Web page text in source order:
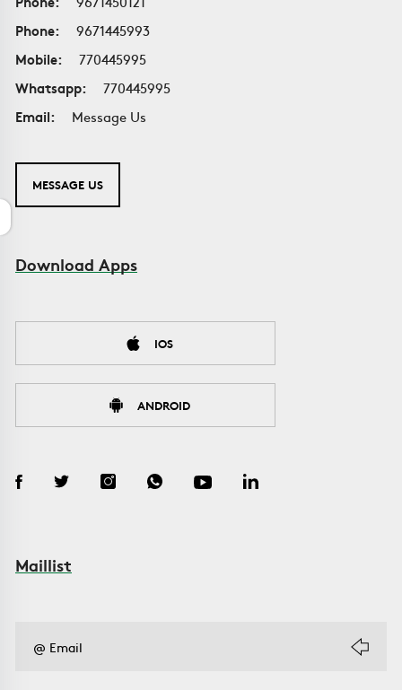
Phone:
9671445993
Mobile:
770445995
Whatsapp:
770445995
Email:
Message Us
MESSAGE US
Download Apps
IOS
ANDROID
Maillist